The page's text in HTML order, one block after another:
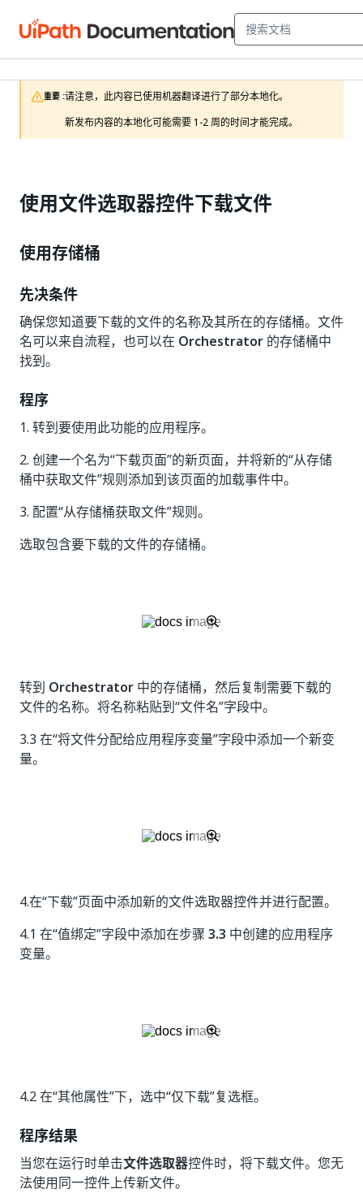
重要 :请注意，此内容已使用机器翻译进行了部分本地化。
新发布内容的本地化可能需要 1-2 周的时间才能完成。
使用文件选取器控件下载文件
使用存储桶
先决条件
确保您知道要下载的文件的名称及其所在的存储桶。文件
名可以来自流程，也可以在 Orchestrator 的存储桶中
找到。
程序
1. 转到要使用此功能的应用程序。
2. 创建一个名为“下载页面”的新页面，并将新的“从存储
桶中获取文件”规则添加到该页面的加载事件中。
3. 配置“从存储桶获取文件”规则。
选取包含要下载的文件的存储桶。
转到 Orchestrator 中的存储桶，然后复制需要下载的
文件的名称。将名称粘贴到“文件名”字段中。
3.3 在“将文件分配给应用程序变量”字段中添加一个新变
量。
4.在“下载”页面中添加新的文件选取器控件并进行配置。
4.1 在“值绑定”字段中添加在步骤 3.3 中创建的应用程序
变量。
4.2 在“其他属性”下，选中“仅下载”复选框。
程序结果
当您在运行时单击文件选取器控件时，将下载文件。您无
法使用同一控件上传新文件。